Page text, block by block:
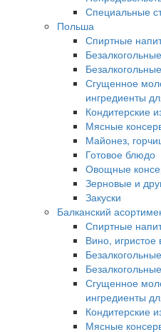
Специальные
Польша
Спиртные
Сгущенное
ингредиенты
Кондитерские
Мясные
Майонез,
Готовое блюдо
Овощные
Зерновые и
Закуски
Балканский
Спиртные
Вино,
Сгущенное
ингредиенты
Кондитерские
Мясные